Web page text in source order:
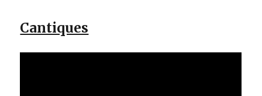
Cantiques